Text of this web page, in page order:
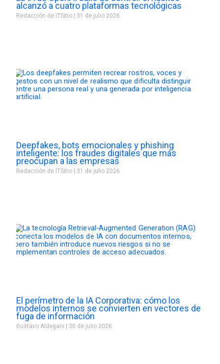
alcanzó a cuatro plataformas tecnológicas
Redacción de ITSitio 31 de julio 2026
Deepfakes, bots emocionales y phishing
inteligente: los fraudes digitales que más
preocupan a las empresas
Redacción de ITSitio 31 de julio 2026
El perímetro de la IA Corporativa: cómo los
modelos internos se convierten en vectores de
fuga de información
Gustavo Aldegani 30 de julio 2026